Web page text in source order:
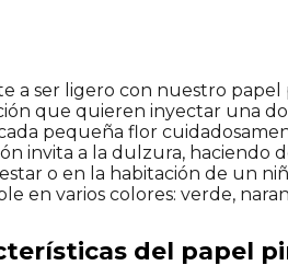
a ser ligero con nuestro
que quieren inyectar una
pequeña flor
invita a la dulzura, haciendo
o en la habitación de un
en varios colores: verde,
del papel